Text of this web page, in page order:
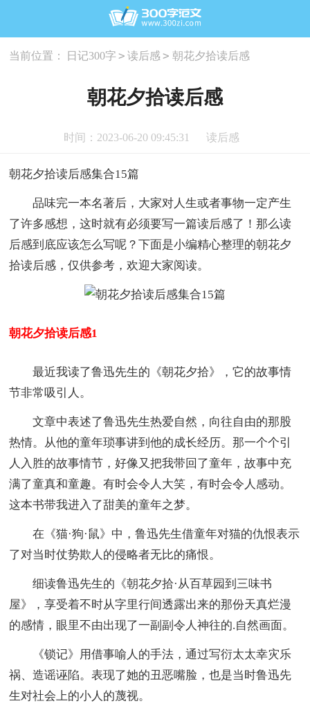
当前位置： 日记300字 > 读后感 > 朝花夕拾读后感
朝花夕拾读后感
时间：2023-06-20 09:45:31 读后感
朝花夕拾读后感集合15篇
品味完一本名著后，大家对人生或者事物一定产生
了许多感想，这时就有必须要写一篇读后感了！那么读
后感到底应该怎么写呢？下面是小编精心整理的朝花夕
拾读后感，仅供参考，欢迎大家阅读。
朝花夕拾读后感1
最近我读了鲁迅先生的《朝花夕拾》，它的故事情
节非常吸引人。
文章中表述了鲁迅先生热爱自然，向往自由的那股
热情。从他的童年琐事讲到他的成长经历。那一个个引
人入胜的故事情节，好像又把我带回了童年，故事中充
满了童真和童趣。有时会令人大笑，有时会令人感动。
这本书带我进入了甜美的童年之梦。
在《猫·狗·鼠》中，鲁迅先生借童年对猫的仇恨表示
了对当时仗势欺人的侵略者无比的痛恨。
细读鲁迅先生的《朝花夕拾·从百草园到三味书
屋》，享受着不时从字里行间透露出来的那份天真烂漫
的感情，眼里不由出现了一副副令人神往的.自然画面。
《锁记》用借事喻人的手法，通过写衍太太幸灾乐
祸、造谣诬陷。表现了她的丑恶嘴脸，也是当时鲁迅先
生对社会上的小人的蔑视。